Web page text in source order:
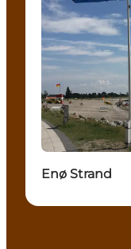
Enø Strand